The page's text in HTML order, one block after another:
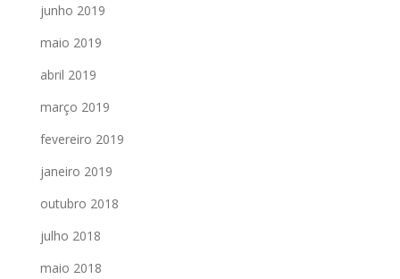
junho 2019
maio 2019
abril 2019
março 2019
fevereiro 2019
janeiro 2019
outubro 2018
julho 2018
maio 2018